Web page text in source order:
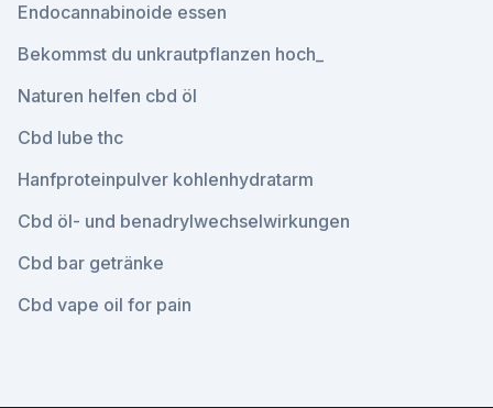
Endocannabinoide essen
Bekommst du unkrautpflanzen hoch_
Naturen helfen cbd öl
Cbd lube thc
Hanfproteinpulver kohlenhydratarm
Cbd öl- und benadrylwechselwirkungen
Cbd bar getränke
Cbd vape oil for pain